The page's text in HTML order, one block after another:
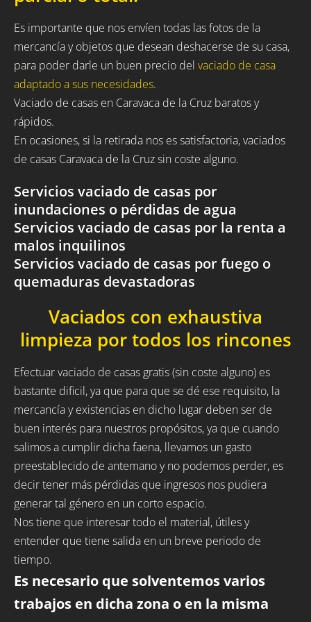
Es importante que nos envíen todas las fotos de la
mercancía y objetos que desean deshacerse de su casa,
para poder darle un buen precio del vaciado de casa
adaptado a sus necesidades.
Vaciado de casas en Caravaca de la Cruz baratos y
rápidos.
En ocasiones, si la retirada nos es satisfactoria, vaciados
de casas Caravaca de la Cruz sin coste alguno.
Servicios vaciado de casas por
inundaciones o pérdidas de agua
Servicios vaciado de casas por la renta a
malos inquilinos
Servicios vaciado de casas por fuego o
quemaduras devastadoras
Vaciados con exhaustiva
limpieza por todos los rincones
Efectuar vaciado de casas gratis (sin coste alguno) es
bastante dificil, ya que para que se dé ese requisito, la
mercancía y existencias en dicho lugar deben ser de
buen interés para nuestros propósitos, ya que cuando
salimos a cumplir dicha faena, llevamos un gasto
preestablecido de antemano y no podemos perder, es
decir tener más pérdidas que ingresos nos pudiera
generar tal género en un corto espacio.
Nos tiene que interesar todo el material, útiles y
entender que tiene salida en un breve periodo de
tiempo.
Es necesario que solventemos varios
trabajos en dicha zona o en la misma